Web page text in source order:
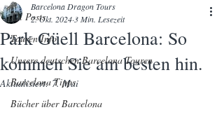
All Posts
Touren Info
Unsere deutschen Barcelona Touren
Barcelona Tipps
Bücher über Barcelona
Park Güell Barcelona: So
kommen Sie am besten hin.
Barcelona Dragon Tours
2. Okt. 2024 3 Min. Lesezeit
Aktualisiert:7. Mai